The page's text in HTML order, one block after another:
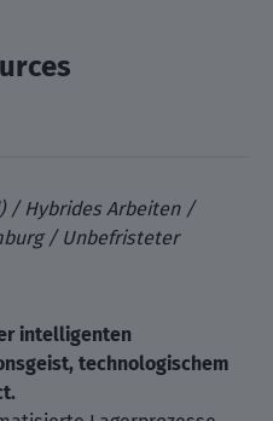
/ Hybrides Arbeiten /
/ Unbefristeter
intelligenten
technologischem